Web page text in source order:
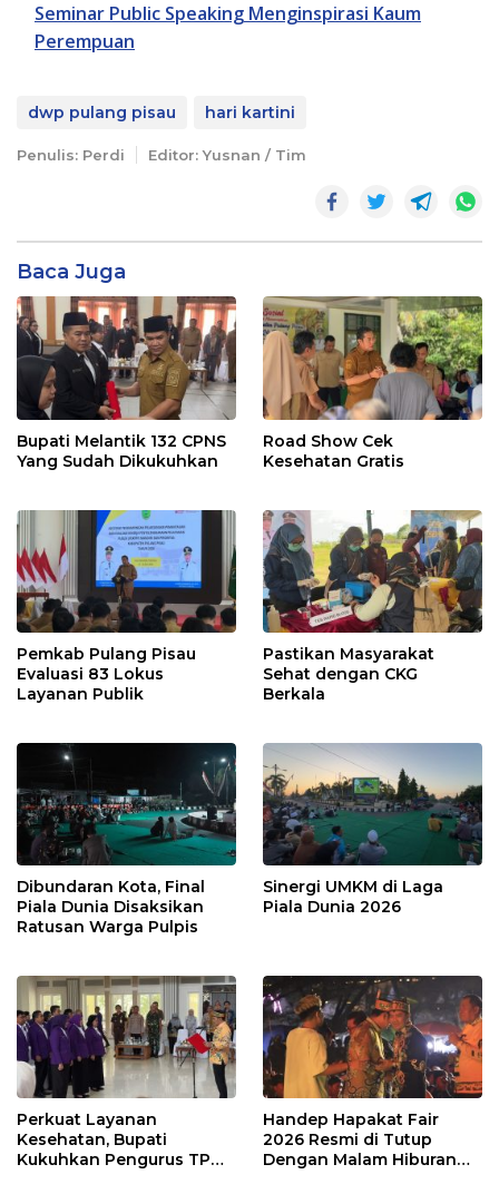
Seminar Public Speaking Menginspirasi Kaum
Perempuan
dwp pulang pisau hari kartini
Penulis: Perdi Editor: Yusnan / Tim
Baca Juga
Bupati Melantik 132 CPNS
Yang Sudah Dikukuhkan
Road Show Cek
Kesehatan Gratis
Pemkab Pulang Pisau
Evaluasi 83 Lokus
Layanan Publik
Pastikan Masyarakat
Sehat dengan CKG
Berkala
Dibundaran Kota, Final
Piala Dunia Disaksikan
Ratusan Warga Pulpis
Sinergi UMKM di Laga
Piala Dunia 2026
Perkuat Layanan
Kesehatan, Bupati
Kukuhkan Pengurus TP
Handep Hapakat Fair
2026 Resmi di Tutup
Dengan Malam Hiburan